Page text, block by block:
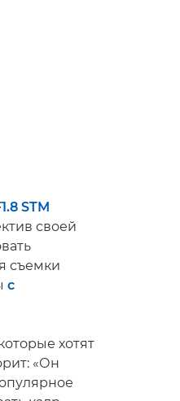
STM
своей
съемки
с
хотят
«Он